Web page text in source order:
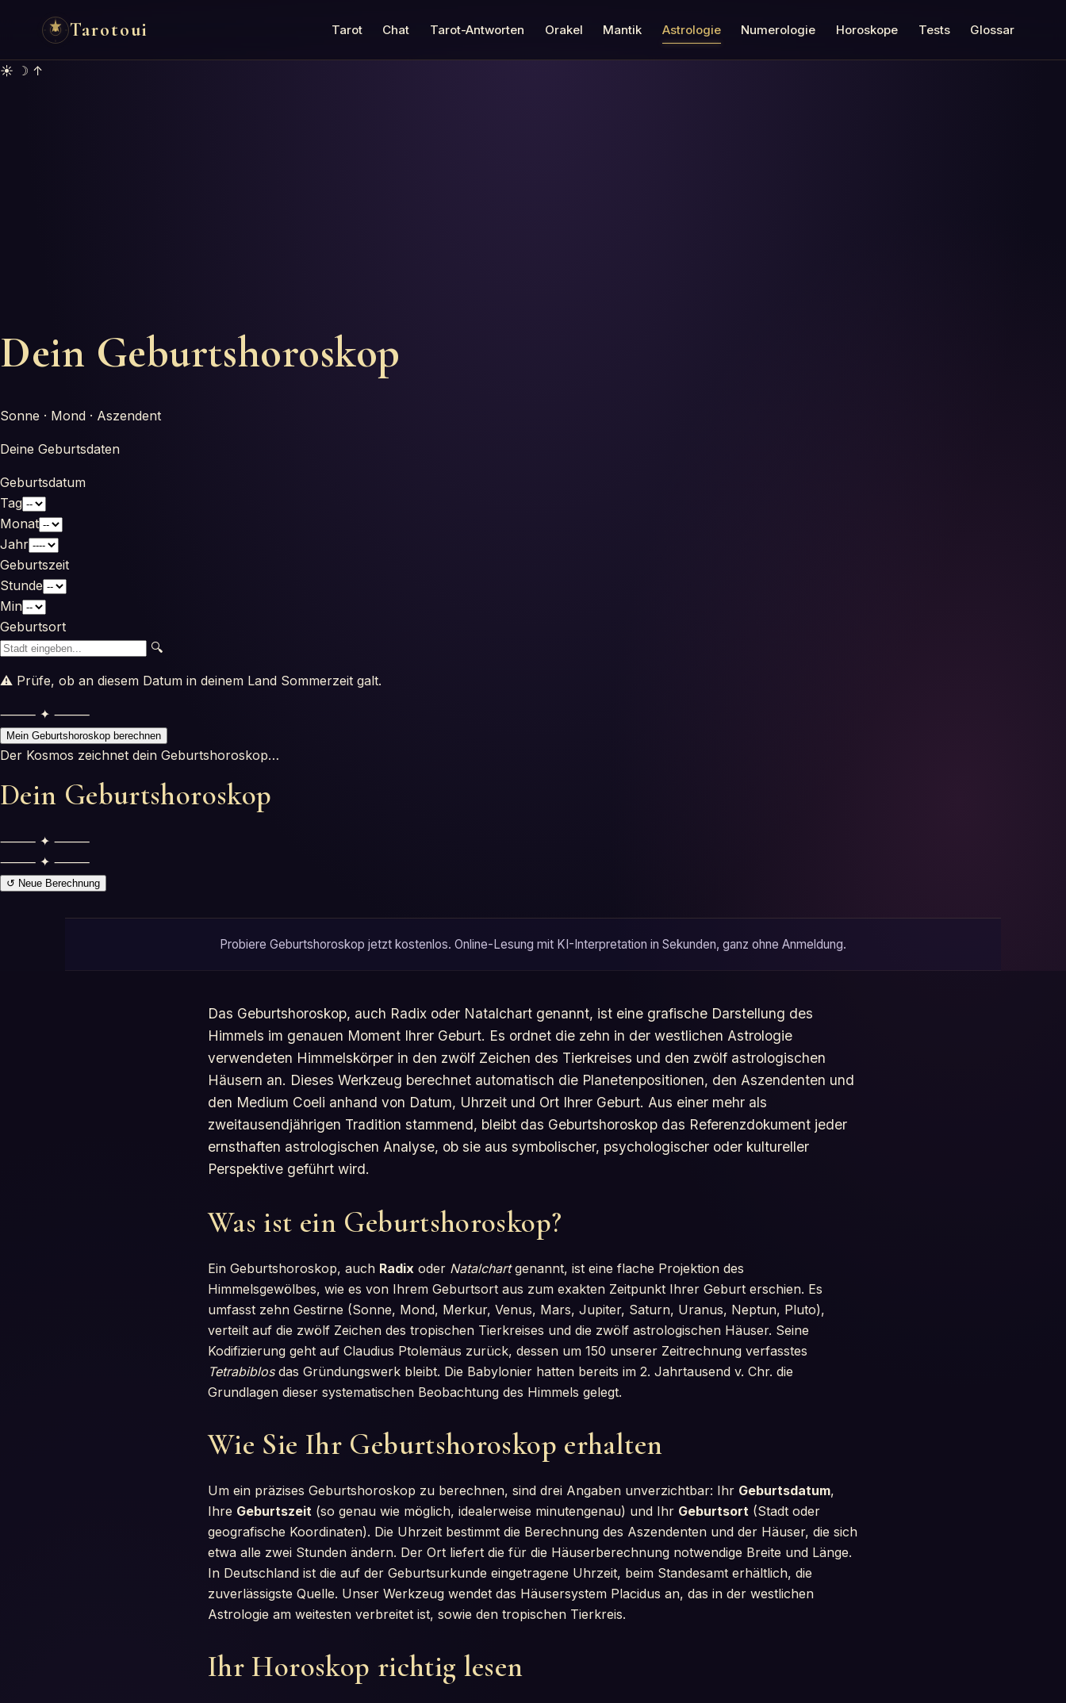
Tarotoui Tarot Chat Tarot-Antworten Orakel Mantik Astrologie Numerologie Horoskope Tests Glossar
☀ ☽ ↑
Dein Geburtshoroskop
Sonne · Mond · Aszendent
Deine Geburtsdaten
Geburtsdatum
Tag
Monat
Jahr
Geburtszeit
Stunde
Min
Geburtsort
🔍
⚠ Prüfe, ob an diesem Datum in deinem Land Sommerzeit galt.
⸻ ✦ ⸻
Mein Geburtshoroskop berechnen
Der Kosmos zeichnet dein Geburtshoroskop…
Dein Geburtshoroskop
⸻ ✦ ⸻
⸻ ✦ ⸻
↺ Neue Berechnung
Probiere Geburtshoroskop jetzt kostenlos. Online-Lesung mit KI-Interpretation in Sekunden, ganz ohne Anmeldung.
Das Geburtshoroskop, auch Radix oder Natalchart genannt, ist eine grafische Darstellung des
Himmels im genauen Moment Ihrer Geburt. Es ordnet die zehn in der westlichen Astrologie
verwendeten Himmelskörper in den zwölf Zeichen des Tierkreises und den zwölf astrologischen
Häusern an. Dieses Werkzeug berechnet automatisch die Planetenpositionen, den Aszendenten und
den Medium Coeli anhand von Datum, Uhrzeit und Ort Ihrer Geburt. Aus einer mehr als
zweitausendjährigen Tradition stammend, bleibt das Geburtshoroskop das Referenzdokument jeder
ernsthaften astrologischen Analyse, ob sie aus symbolischer, psychologischer oder kultureller
Perspektive geführt wird.
Was ist ein Geburtshoroskop?
Ein Geburtshoroskop, auch Radix oder Natalchartgenannt, ist eine flache Projektion des
Himmelsgewölbes, wie es von Ihrem Geburtsort aus zum exakten Zeitpunkt Ihrer Geburt erschien. Es
umfasst zehn Gestirne (Sonne, Mond, Merkur, Venus, Mars, Jupiter, Saturn, Uranus, Neptun, Pluto),
verteilt auf die zwölf Zeichen des tropischen Tierkreises und die zwölf astrologischen Häuser. Seine
Kodifizierung geht auf Claudius Ptolemäus zurück, dessen um 150 unserer Zeitrechnung verfasstes
Tetrabiblosdas Gründungswerk bleibt. Die Babylonier hatten bereits im 2. Jahrtausend v. Chr. die
Grundlagen dieser systematischen Beobachtung des Himmels gelegt.
Wie Sie Ihr Geburtshoroskop erhalten
Um ein präzises Geburtshoroskop zu berechnen, sind drei Angaben unverzichtbar: Ihr Geburtsdatum,
Ihre Geburtszeit (so genau wie möglich, idealerweise minutengenau) und Ihr Geburtsort (Stadt oder
geografische Koordinaten). Die Uhrzeit bestimmt die Berechnung des Aszendenten und der Häuser, die sich
etwa alle zwei Stunden ändern. Der Ort liefert die für die Häuserberechnung notwendige Breite und Länge.
In Deutschland ist die auf der Geburtsurkunde eingetragene Uhrzeit, beim Standesamt erhältlich, die
zuverlässigste Quelle. Unser Werkzeug wendet das Häusersystem Placidus an, das in der westlichen
Astrologie am weitesten verbreitet ist, sowie den tropischen Tierkreis.
Ihr Horoskop richtig lesen